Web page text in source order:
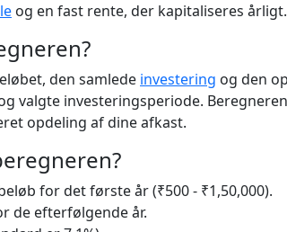
og en fast rente, der kapitaliseres årligt.
den samlede investering og den
valgte investeringsperiode.
opdeling af dine afkast.
for det første år (₹500 - ₹1,50,000).
de efterfølgende år.